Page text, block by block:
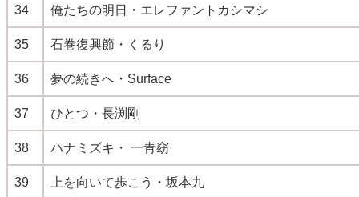
34 俺たちの明日・エレファントカシマシ
35 石巻復興節・くるり
36 夢の続きへ・Surface
37 ひとつ・長渕剛
38 ハナミズキ・ 一青窈
39 上を向いて歩こう・坂本九